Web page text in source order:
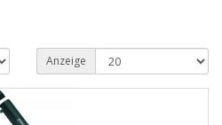
Anzeige